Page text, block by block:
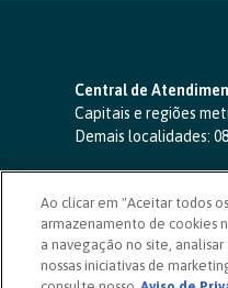
Central de
Capitais e regiões
Demais localidades:
SAC 24 horas-0800
Ouvidoria
0800 725 0996
(de
Ao clicar em "Aceitar todos
armazenamento de cookies
a navegação no site,
nossas iniciativas de